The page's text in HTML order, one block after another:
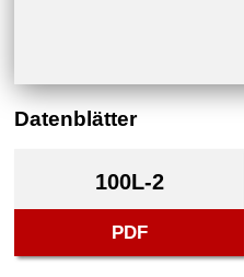
Datenblätter
100L-2
PDF